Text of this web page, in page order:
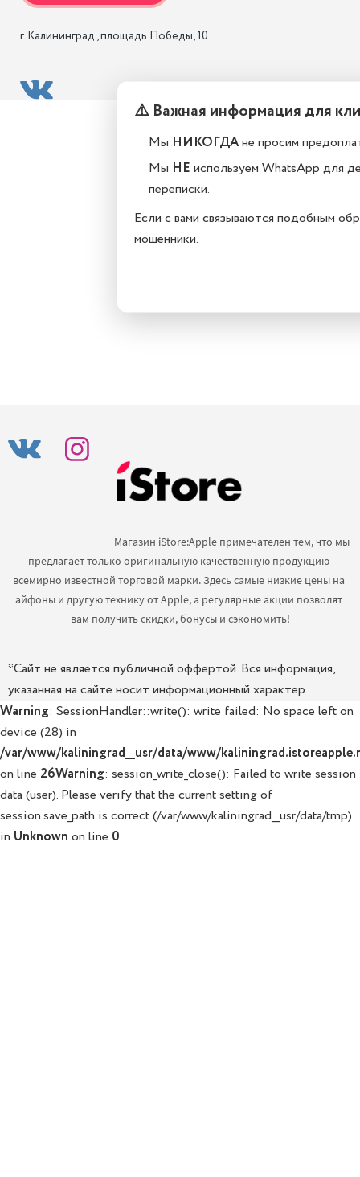
г. Калининград , площадь Победы, 10
предлагает только оригинальную качественную продукцию
всемирно известной торговой марки. Здесь самые низкие цены на
айфоны и другую технику от Apple, а регулярные акции позволят
вам получить скидки, бонусы и сэкономить!
*Сайт не является публичной оффертой. Вся информация,
указанная на сайте носит информационный характер.
⚠️ Важная информация для
Мы НИКОГДАне просим
Мы НЕ используем WhatsApp для
переписки.
Если с вами связываются подобным
мошенники.
Warning: SessionHandler::write(): write failed: No space left on
device (28) in
/var/www/kaliningrad__usr/data/www/
on line 26Warning: session_write_close(): Failed to write session
data (user). Please verify that the current setting of
session.save_path is correct (/var/www/kaliningrad__usr/data/tmp)
in Unknown on line 0